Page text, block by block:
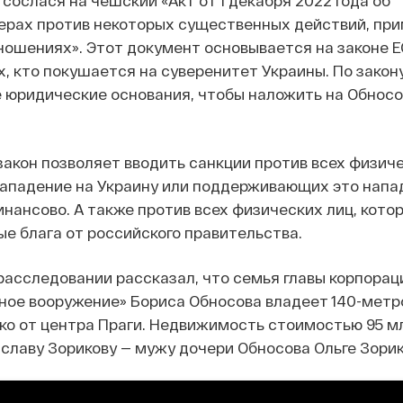
против некоторых существенных действий,
Этот документ основывается на законе
кто покушается на суверенитет Украины. По
основания, чтобы наложить на
позволяет вводить санкции против всех
на Украину или поддерживающих это
А также против всех физических лиц,
блага от российского правительства.
рассказал, что семья главы
вооружение» Бориса Обносова владеет 140-
от центра Праги. Недвижимость стоимостью 95
Зорикову — мужу дочери Обносова Ольге